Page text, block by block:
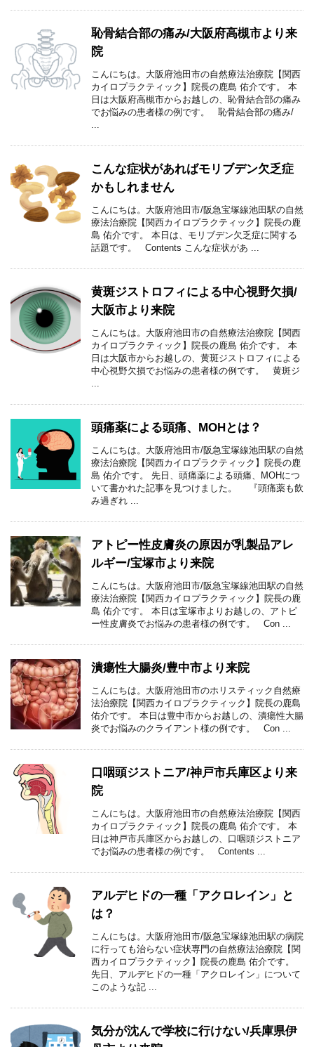
恥骨結合部の痛み/大阪府高槻市より来
院
こんにちは。大阪府池田市の自然療法治療院【関西
カイロプラクティック】院長の鹿島 佑介です。 本
日は大阪府高槻市からお越しの、恥骨結合部の痛み
でお悩みの患者様の例です。 恥骨結合部の痛み/
...
こんな症状があればモリブデン欠乏症
かもしれません
こんにちは。大阪府池田市/阪急宝塚線池田駅の自然
療法治療院【関西カイロプラクティック】院長の鹿
島 佑介です。 本日は、モリブデン欠乏症に関する
話題です。 Contents こんな症状があ ...
黄斑ジストロフィによる中心視野欠損/
大阪市より来院
こんにちは。大阪府池田市の自然療法治療院【関西
カイロプラクティック】院長の鹿島 佑介です。 本
日は大阪市からお越しの、黄斑ジストロフィによる
中心視野欠損でお悩みの患者様の例です。 黄斑ジ
...
頭痛薬による頭痛、MOHとは？
こんにちは。大阪府池田市/阪急宝塚線池田駅の自然
療法治療院【関西カイロプラクティック】院長の鹿
島 佑介です。 先日、頭痛薬による頭痛、MOHにつ
いて書かれた記事を見つけました。 『頭痛薬も飲
み過ぎれ ...
アトピー性皮膚炎の原因が乳製品アレ
ルギー/宝塚市より来院
こんにちは。大阪府池田市/阪急宝塚線池田駅の自然
療法治療院【関西カイロプラクティック】院長の鹿
島 佑介です。 本日は宝塚市よりお越しの、アトピ
ー性皮膚炎でお悩みの患者様の例です。 Con ...
潰瘍性大腸炎/豊中市より来院
こんにちは。大阪府池田市のホリスティック自然療
法治療院【関西カイロプラクティック】院長の鹿島
佑介です。 本日は豊中市からお越しの、潰瘍性大腸
炎でお悩みのクライアント様の例です。 Con ...
口咽頭ジストニア/神戸市兵庫区より来
院
こんにちは。大阪府池田市の自然療法治療院【関西
カイロプラクティック】院長の鹿島 佑介です。 本
日は神戸市兵庫区からお越しの、口咽頭ジストニア
でお悩みの患者様の例です。 Contents ...
アルデヒドの一種「アクロレイン」と
は？
こんにちは。大阪府池田市/阪急宝塚線池田駅の病院
に行っても治らない症状専門の自然療法治療院【関
西カイロプラクティック】院長の鹿島 佑介です。
先日、アルデヒドの一種「アクロレイン」について
このような記 ...
気分が沈んで学校に行けない/兵庫県伊